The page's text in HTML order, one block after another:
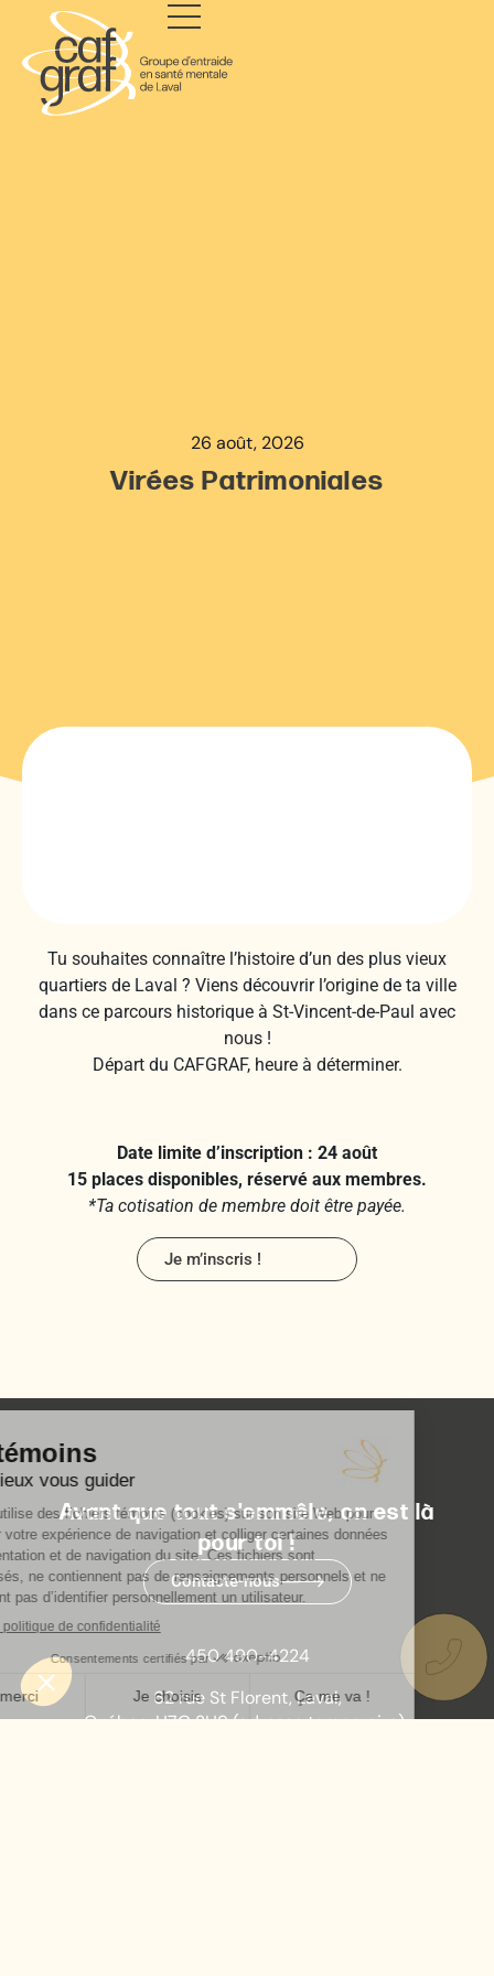
26 août, 2026
Virées Patrimoniales
Tu souhaites connaître l’histoire d’un des plus vieux
quartiers de Laval ? Viens découvrir l’origine de ta ville
dans ce parcours historique à St-Vincent-de-Paul avec
nous !
Départ du CAFGRAF, heure à déterminer.
Date limite d’inscription : 24 août
15 places disponibles, réservé aux membres.
*Ta cotisation de membre doit être payée.
Je m’inscris !
Avant que tout s'emmêle, on est là
pour toi !
Contacte-nous
450 490-4224
62 rue St Florent, Laval,
Québec, H7G 2H9 (adresse temporaire)